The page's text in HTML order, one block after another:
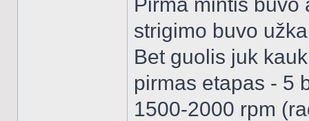
strigimo buvo
Bet guolis juk
pirmas etapas - 5
1500-2000 rpm